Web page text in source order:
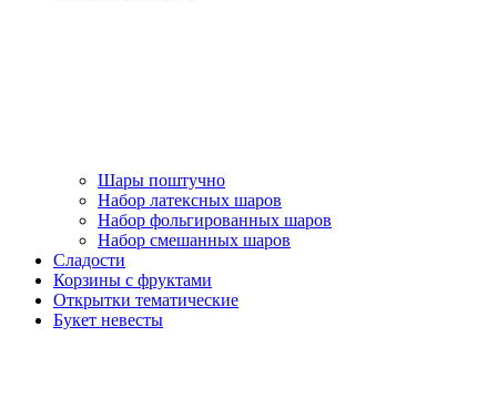
Шары поштучно
Набор латексных шаров
Набор фольгированных шаров
Набор смешанных шаров
Сладости
Корзины с фруктами
Открытки тематические
Букет невесты